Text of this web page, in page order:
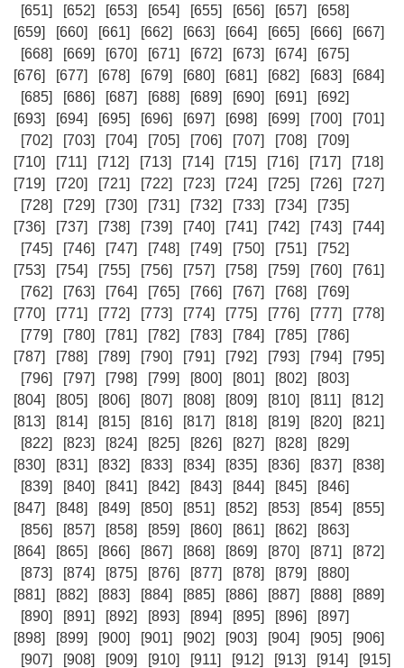
[651]
[652] [653] [654] [655] [656] [657]
[658]
[659]
[660] [661] [662] [663] [664] [665] [666]
[667]
[668]
[669] [670] [671] [672] [673] [674]
[675]
[676]
[677] [678] [679] [680] [681] [682] [683]
[684]
[685]
[686] [687] [688] [689] [690] [691]
[692]
[693]
[694] [695] [696] [697] [698] [699] [700]
[701]
[702]
[703] [704] [705] [706] [707] [708]
[709]
[710]
[711] [712] [713] [714] [715] [716] [717]
[718]
[719]
[720] [721] [722] [723] [724] [725] [726]
[727]
[728]
[729] [730] [731] [732] [733] [734]
[735]
[736]
[737] [738] [739] [740] [741] [742] [743]
[744]
[745]
[746] [747] [748] [749] [750] [751]
[752]
[753]
[754] [755] [756] [757] [758] [759] [760]
[761]
[762]
[763] [764] [765] [766] [767] [768]
[769]
[770]
[771] [772] [773] [774] [775] [776] [777]
[778]
[779]
[780] [781] [782] [783] [784] [785]
[786]
[787]
[788] [789] [790] [791] [792] [793] [794]
[795]
[796]
[797] [798] [799] [800] [801] [802]
[803]
[804]
[805] [806] [807] [808] [809] [810] [811]
[812]
[813]
[814] [815] [816] [817] [818] [819] [820]
[821]
[822]
[823] [824] [825] [826] [827] [828]
[829]
[830]
[831] [832] [833] [834] [835] [836] [837]
[838]
[839]
[840] [841] [842] [843] [844] [845]
[846]
[847]
[848] [849] [850] [851] [852] [853] [854]
[855]
[856]
[857] [858] [859] [860] [861] [862]
[863]
[864]
[865] [866] [867] [868] [869] [870] [871]
[872]
[873]
[874] [875] [876] [877] [878] [879]
[880]
[881]
[882] [883] [884] [885] [886] [887] [888]
[889]
[890]
[891] [892] [893] [894] [895] [896]
[897]
[898]
[899] [900] [901] [902] [903] [904] [905]
[906]
[907]
[908] [909] [910] [911] [912] [913] [914] [915]